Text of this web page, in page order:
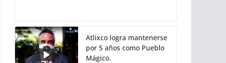
Atlixco logra mantenerse
por 5 años como Pueblo
Mágico.